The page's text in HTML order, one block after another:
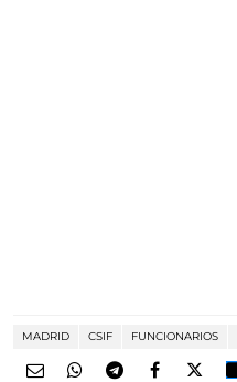
MADRID CSIF FUNCIONARIOS